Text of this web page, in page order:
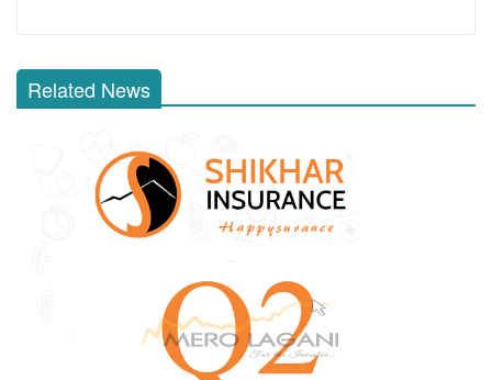
Related News